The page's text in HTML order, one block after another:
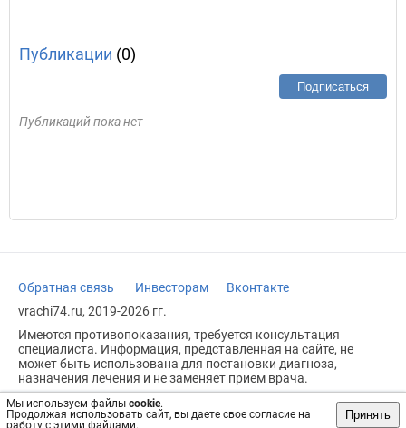
Мы используем файлы cookie.
Продолжая использовать сайт, вы даете свое согласие на
работу с этими файлами.
Принять
Публикации (0)
Подписаться
Публикаций пока нет
Обратная связь Инвесторам
Вконтакте
vrachi74.ru, 2019-2026 гг.
Имеются противопоказания, требуется консультация
специалиста. Информация, представленная на сайте, не
может быть использована для постановки диагноза,
назначения лечения и не заменяет прием врача.
Возрастное ограничение: 18+